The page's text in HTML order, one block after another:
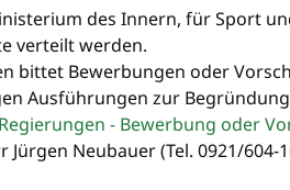
des Innern, für Sport
verteilt werden.
bittet Bewerbungen oder
Ausführungen zur
- Bewerbung oder
Neubauer (Tel. 0921/604-